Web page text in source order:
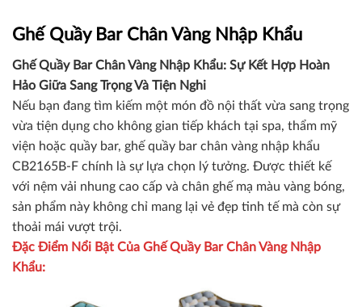
Ghế Quầy Bar Chân Vàng Nhập Khẩu
Ghế Quầy Bar Chân Vàng Nhập Khẩu: Sự Kết Hợp Hoàn
Hảo Giữa Sang Trọng Và Tiện Nghi
Nếu bạn đang tìm kiếm một món đồ nội thất vừa sang trọng
vừa tiện dụng cho không gian tiếp khách tại spa, thẩm mỹ
viện hoặc quầy bar, ghế quầy bar chân vàng nhập khẩu
CB2165B-F chính là sự lựa chọn lý tưởng. Được thiết kế
với nệm vải nhung cao cấp và chân ghế mạ màu vàng bóng,
sản phẩm này không chỉ mang lại vẻ đẹp tinh tế mà còn sự
thoải mái vượt trội.
Đặc Điểm Nổi Bật Của Ghế Quầy Bar Chân Vàng Nhập
Khẩu: